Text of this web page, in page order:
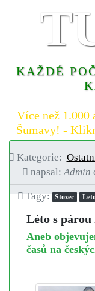
KAŽDÉ
Více než
Šumavy! -
Kategorie:
napsal:Admin
Tagy: Stozec
Léto s párou
Aneb
časů na